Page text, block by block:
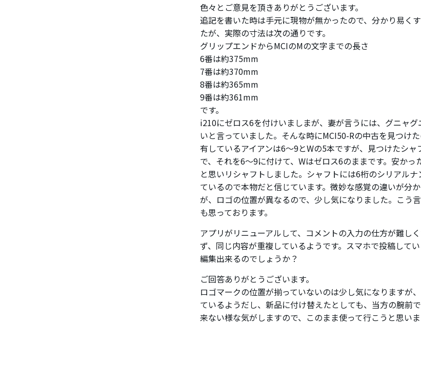
色々とご意見を頂きありがとうございます。
追記を書いた時は手元に現物が無かったので、分かり易く
たが、実際の寸法は次の通りです。
グリップエンドからMCIのMの文字までの長さ
6番は約375mm
7番は約370mm
8番は約365mm
9番は約361mm
です。
i210にゼロス6を付けいましまが、妻が言うには、グニャ
いと言っていました。そんな時にMCI50-Rの中古を見つけ
有しているアイアンは6〜9とWの5本ですが、見つけたシ
で、それを6〜9に付けて、Wはゼロス6のままです。安か
と思いリシャフトしました。シャフトには6桁のシリアル
ているので本物だと信じています。微妙な感覚の違いが分
が、ロゴの位置が異なるので、少し気になりました。こう
も思っております。
アプリがリニューアルして、コメントの入力の仕方が難し
ず、同じ内容が重複しているようです。スマホで投稿して
編集出来るのでしょうか？
ご回答ありがとうございます。
ロゴマークの位置が揃っていないのは少し気になりますが
ているようだし、新品に付け替えたとしても、当方の腕前
来ない様な気がしますので、このまま使って行こうと思いま